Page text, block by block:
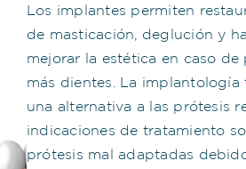
Los implantes permiten
de masticación, deglución y
mejorar la estética en caso
más dientes. La implantología
una alternativa a las prótesis
indicaciones de tratamiento
prótesis mal adaptadas